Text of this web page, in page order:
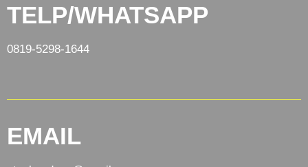
TELP/WHATSAPP
0819-5298-1644
EMAIL